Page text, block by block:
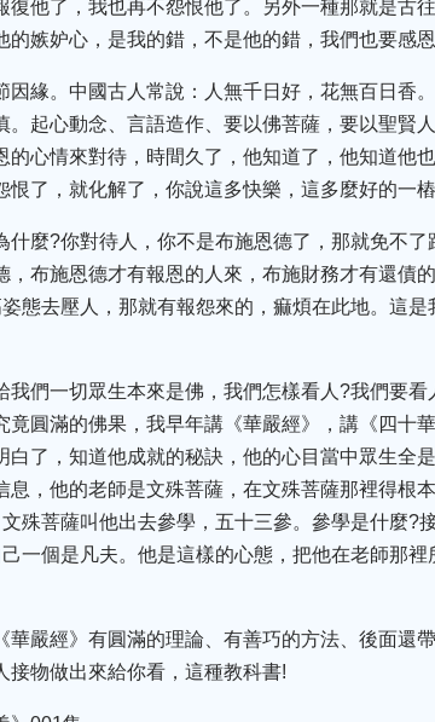
他了，我也再不怨恨他了。另外一種那就是古
嫉妒心，是我的錯，不是他的錯，我們也要感恩
緣。中國古人常說：人無千日好，花無百日香
起心動念、言語造作、要以佛菩薩，要以聖賢
心情來對待，時間久了，他知道了，他知道他
了，就化解了，你說這多快樂，這多麼好的一樁
麼?你對待人，你不是布施恩德了，那就免不
布施恩德才有報恩的人來，布施財務才有還債
態去壓人，那就有報怨來的，痲煩在此地。這
們一切眾生本來是佛，我們怎樣看人?我們要
圓滿的佛果，我早年講《華嚴經》，講《四十
了，知道他成就的秘訣，他的心目當中眾生全
，他的老師是文殊菩薩，在文殊菩薩那裡得根
殊菩薩叫他出去參學，五十三參。參學是什麼?
一個是凡夫。他是這樣的心態，把他在老師那
嚴經》有圓滿的理論、有善巧的方法、後面還
接物做出來給你看，這種教科書!